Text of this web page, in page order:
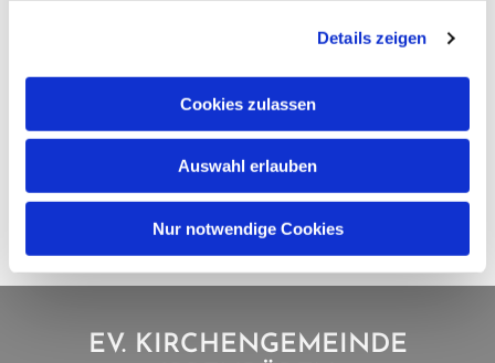
Details zeigen
Cookies zulassen
Auswahl erlauben
Nur notwendige Cookies
EV. KIRCHENGEMEINDE